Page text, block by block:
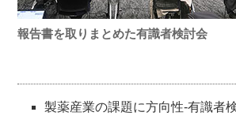
報告書を取りまとめた有識者検討会
製薬産業の課題に方向性‐有識者